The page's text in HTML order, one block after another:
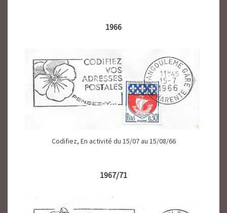
1966
Codifiez, En activité du 15/07 au 15/08/66
1967/71